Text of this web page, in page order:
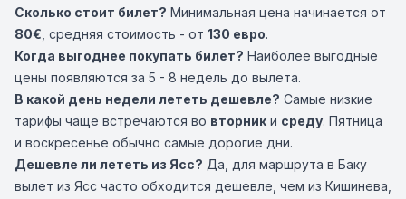
Сколько стоит билет? Минимальная цена начинается от
80€ , средняя стоимость - от 130 евро.
Когда выгоднее покупать билет? Наиболее выгодные
цены появляются за 5 - 8 недель до вылета.
В какой день недели лететь дешевле? Самые низкие
тарифы чаще встречаются во вторник и среду. Пятница
и воскресенье обычно самые дорогие дни.
Дешевле ли лететь из Ясс? Да, для маршрута в Баку
вылет из Ясс часто обходится дешевле, чем из Кишинева,